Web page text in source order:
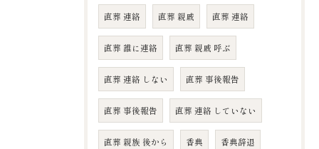
直葬 連絡 直葬 親戚 直葬 連絡
直葬 誰に連絡 直葬 親戚 呼ぶ
直葬 連絡 しない 直葬 事後報告
直葬 事後報告 直葬 連絡 していない
直葬 親族 後から 香典 香典辞退